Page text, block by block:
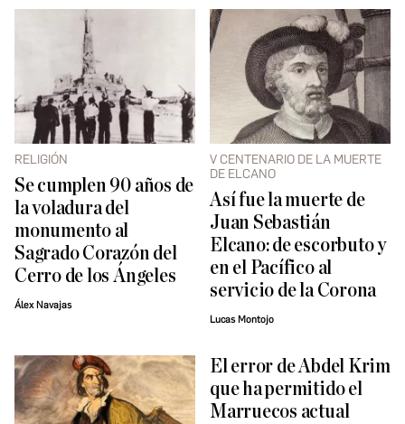
RELIGIÓN
Se cumplen 90 años de
la voladura del
monumento al
Sagrado Corazón del
Cerro de los Ángeles
Álex Navajas
V CENTENARIO DE LA MUERTE
DE ELCANO
Así fue la muerte de
Juan Sebastián
Elcano: de escorbuto y
en el Pacífico al
servicio de la Corona
Lucas Montojo
El error de Abdel Krim
que ha permitido el
Marruecos actual